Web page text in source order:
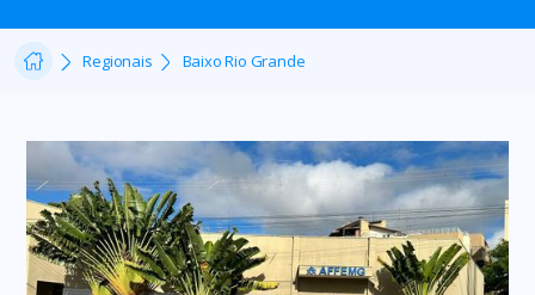
Regionais Baixo Rio Grande